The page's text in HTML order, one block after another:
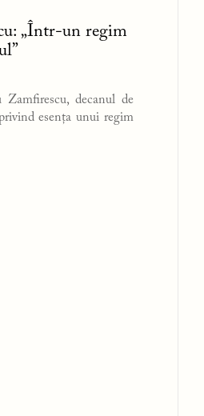
„Într-un regim
decanul de
esența unui regim